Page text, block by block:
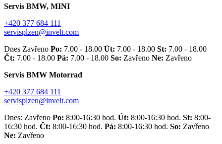
Servis BMW, MINI
+420 377 684 111
servisplzen@invelt.com
Dnes Zavřeno Po: 7.00 - 18.00 Út: 7.00 - 18.00 St: 7.00 - 18.00
Čt: 7.00 - 18.00 Pá: 7.00 - 18.00 So: Zavřeno Ne: Zavřeno
Servis BMW Motorrad
+420 377 684 111
servisplzen@invelt.com
Dnes: Zavřeno Po: 8:00-16:30 hod. Út: 8:00-16:30 hod. St: 8:00-
16:30 hod. Čt: 8:00-16:30 hod. Pá: 8:00-16:30 hod. So: Zavřeno
Ne: Zavřeno